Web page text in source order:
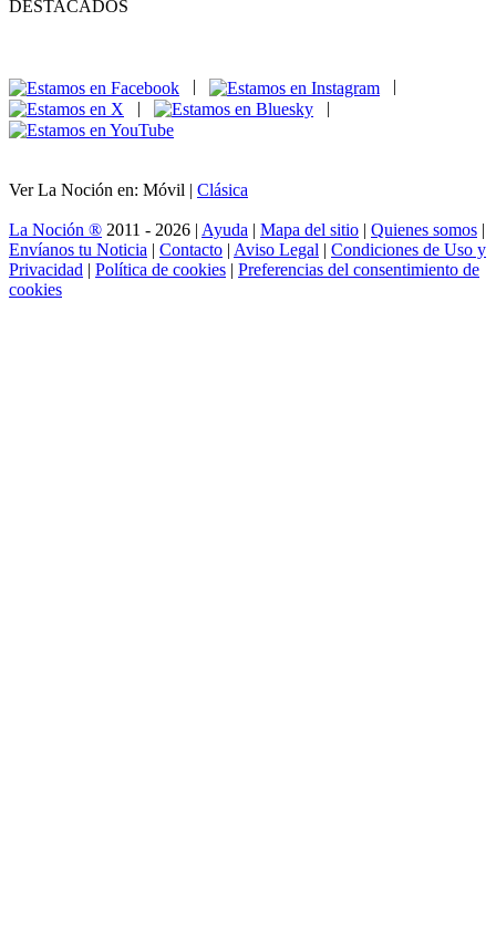
DESTACADOS
|
|
Ver La Noción en: Móvil | Clásica
La Noción ® 2011 - 2026 | Ayuda | Mapa del sitio | Quienes somos |
Envíanos tu Noticia | Contacto | Aviso Legal | Condiciones de Uso y
Privacidad | Política de cookies | Preferencias del consentimiento de
cookies